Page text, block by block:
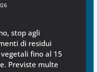
stop agli
di residui
fino al 15
Previste multe